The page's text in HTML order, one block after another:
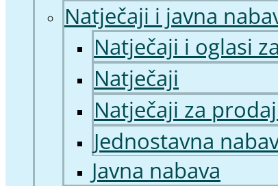
Natječaji i javna
Natječaji i oglasi
Natječaji
Natječaji za
Jednostavna
Javna nabava